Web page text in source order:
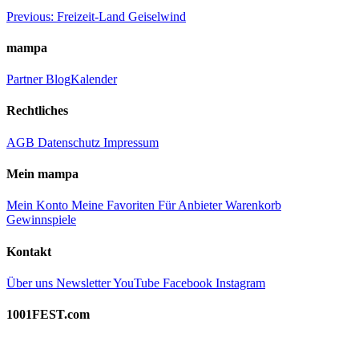
Beitragsnavigation
Previous: Freizeit-Land Geiselwind
mampa
PartnerBlogKalender
Rechtliches
AGB Datenschutz Impressum
Mein mampa
Mein Konto Meine Favoriten Für AnbieterWarenkorb
Gewinnspiele
Kontakt
Über uns NewsletterYouTube Facebook Instagram
1001FEST.com